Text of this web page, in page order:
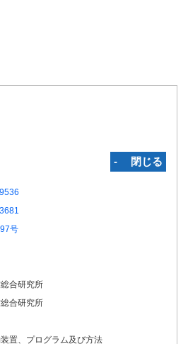
‐ 閉じる
号
合研究所
合研究所
置、プログラム及び方法